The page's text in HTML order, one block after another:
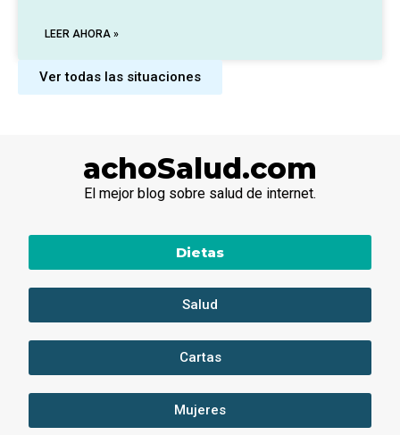
LEER AHORA »
Ver todas las situaciones
achoSalud.com
El mejor blog sobre salud de internet.
Salud
Cartas
Mujeres
Dietas